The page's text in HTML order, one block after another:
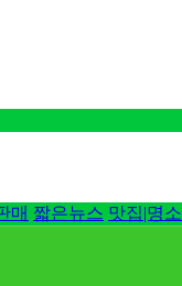
매 짧은뉴스 맛집|명소